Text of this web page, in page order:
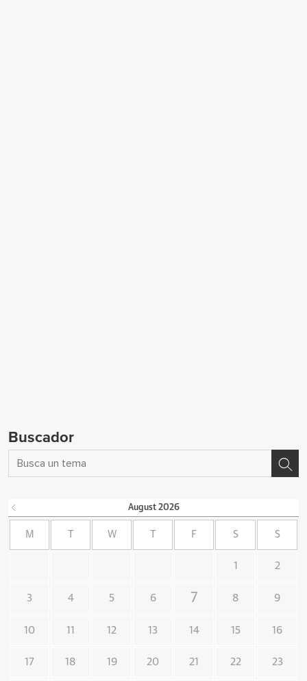
Buscador
August 2026
M W F S S
1 2
3 4 5 6 7 8 9
10 11 12 13 14 15 16
17 18 19 20 21 22 23